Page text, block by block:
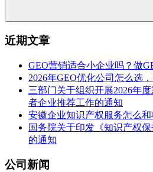
近期文章
GEO营销适合小企业吗？做
2026年GEO优化公司怎么选
三部门关于组织开展2026年
者企业推荐工作的通知
安徽企业知识产权服务怎么
国务院关于印发《知识产权保
的通知
公司新闻